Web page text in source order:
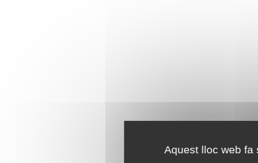
Aquest lloc web fa